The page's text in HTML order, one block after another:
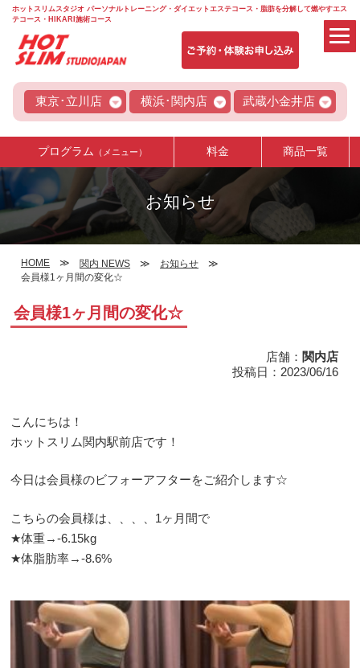
ホットスリムスタジオ パーソナルトレーニング・ダイエットエステコース・脂肪を分解して燃やすエス
テコース・HIKARI施術コース
東京･立川店 横浜･関内店 武蔵小金井店
プログラム （メニュー） 料金 商品一覧
お知らせ
HOME 関内 NEWS
お知らせ
会員様1ヶ月間の変化☆
会員様1ヶ月間の変化☆
店舗： 関内店
投稿日：2023/06/16
こんにちは！
ホットスリム関内駅前店です！
今日は会員様のビフォーアフターをご紹介します☆
こちらの会員様は、、、、1ヶ月間で
★体重→-6.15kg
★体脂肪率→-8.6%